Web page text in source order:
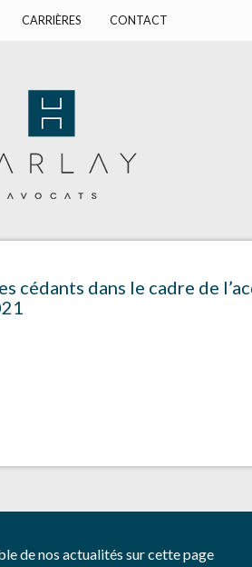
CARRIÈRES CONTACT
cédants dans le cadre de
de nos actualités sur cette page